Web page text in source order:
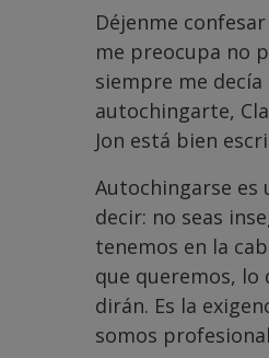
Déjenme
me preocupa no
siempre me
autochingarte,
Jon está bien
Autochingarse es
decir: no seas
tenemos en la
que queremos, lo
dirán. Es la
somos